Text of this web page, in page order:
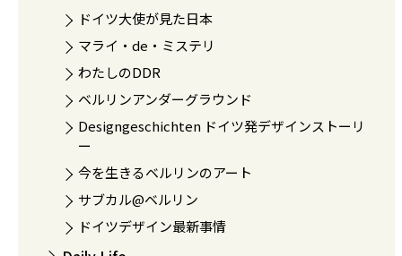
ドイツ大使が見た日本
マライ・de・ミステリ
わたしのDDR
ベルリンアンダーグラウンド
Designgeschichten ドイツ発デザインストーリ
ー
今を生きるベルリンのアート
サブカル@ベルリン
ドイツデザイン最新事情